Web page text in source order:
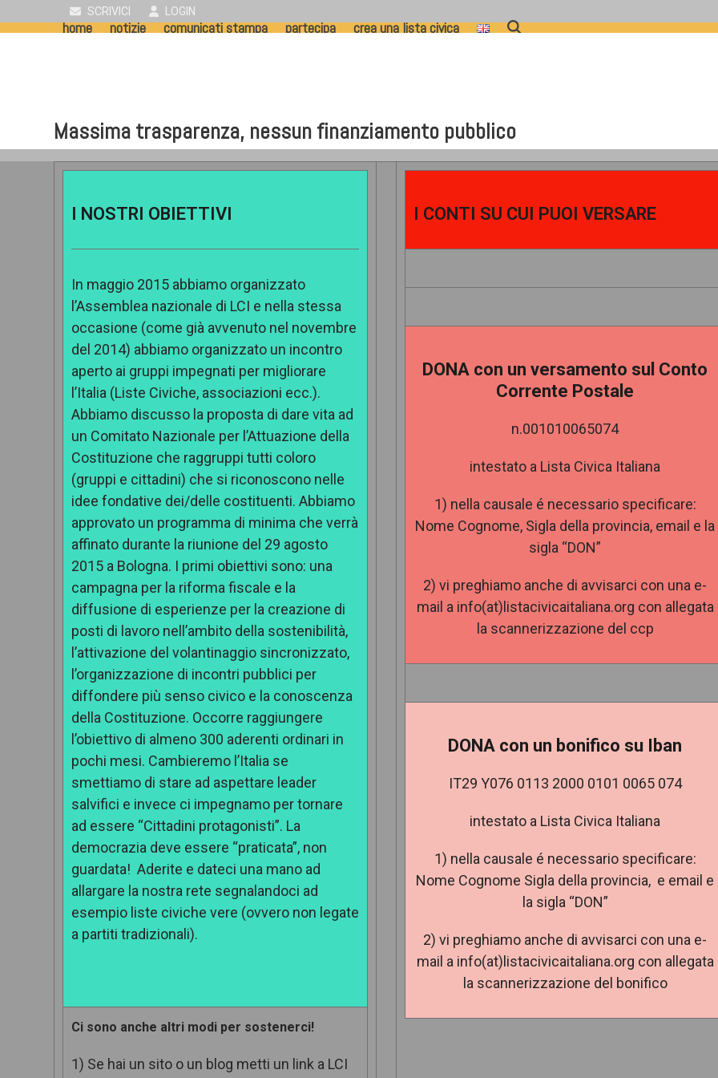
to
SCRIVICI LOGIN
home notizie comunicati stampa partecipa crea una lista civica
Massima trasparenza, nessun finanziamento pubblico
I NOSTRI OBIETTIVI
In maggio 2015 abbiamo organizzato
l’Assemblea nazionale di LCI e nella stessa
occasione (come già avvenuto nel novembre
del 2014) abbiamo organizzato un incontro
aperto ai gruppi impegnati per migliorare
l’Italia (Liste Civiche, associazioni ecc.).
Abbiamo discusso la proposta di dare vita ad
un Comitato Nazionale per l’Attuazione della
Costituzione che raggruppi tutti coloro
(gruppi e cittadini) che si riconoscono nelle
idee fondative dei/delle costituenti. Abbiamo
approvato un programma di minima che verrà
affinato durante la riunione del 29 agosto
2015 a Bologna. I primi obiettivi sono: una
campagna per la riforma fiscale e la
diffusione di esperienze per la creazione di
posti di lavoro nell’ambito della sostenibilità,
l’attivazione del volantinaggio sincronizzato,
l’organizzazione di incontri pubblici per
diffondere più senso civico e la conoscenza
della Costituzione. Occorre raggiungere
l’obiettivo di almeno 300 aderenti ordinari in
pochi mesi. Cambieremo l’Italia se
smettiamo di stare ad aspettare leader
salvifici e invece ci impegnamo per tornare
ad essere “Cittadini protagonisti”. La
democrazia deve essere “praticata”, non
guardata! Aderite e dateci una mano ad
allargare la nostra rete segnalandoci ad
esempio liste civiche vere (ovvero non legate
a partiti tradizionali).
Ci sono anche altri modi per sostenerci!
1) Se hai un sito o un blog metti un link a LCI
I CONTI SU CUI PUOI VERSARE
DONA con un versamento sul Conto
Corrente Postale
n.001010065074
intestato a Lista Civica Italiana
1) nella causale é necessario specificare:
Nome Cognome, Sigla della provincia, email e la
sigla “DON”
2) vi preghiamo anche di avvisarci con una e-
mail a info(at)listacivicaitaliana.org con allegata
la scannerizzazione del ccp
DONA con un bonifico su Iban
IT29 Y076 0113 2000 0101 0065 074
intestato a Lista Civica Italiana
1) nella causale é necessario specificare:
Nome Cognome Sigla della provincia, e email e
la sigla “DON”
2) vi preghiamo anche di avvisarci con una e-
mail a info(at)listacivicaitaliana.org con allegata
la scannerizzazione del bonifico